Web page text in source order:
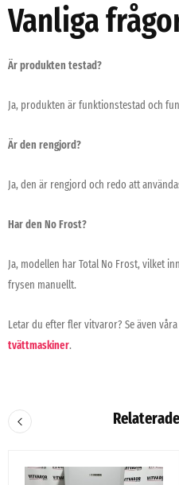
Vanliga
Är produkten testad?
Ja, produkten är funktionstestad och
Är den rengjord?
Ja, den är rengjord och redo att
Har den No Frost?
Ja, modellen har Total No Frost, vilket
frysen manuellt.
Letar du efter fler vitvaror? Se även våra
tvättmaskiner.